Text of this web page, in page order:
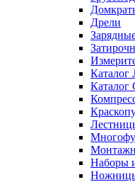
Дрели
Каталог
Каталог
Наборы